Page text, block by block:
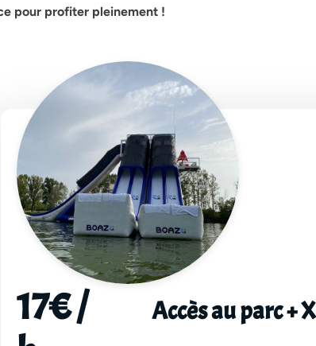
pour profiter pleinement !
17€ /
Accès au parc +